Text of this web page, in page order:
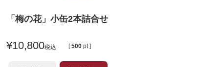
「梅の花」小缶2本詰合せ
¥10,800税込 [ 500 pt ]